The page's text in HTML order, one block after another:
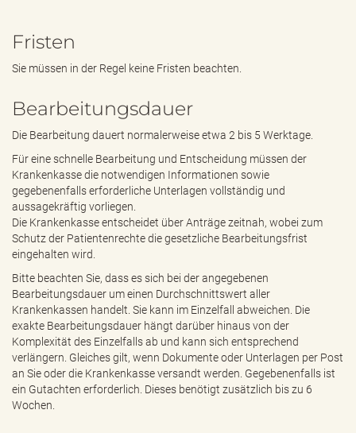
Fristen
Sie müssen in der Regel keine Fristen beachten.
Bearbeitungsdauer
Die Bearbeitung dauert normalerweise etwa 2 bis 5 Werktage.
Für eine schnelle Bearbeitung und Entscheidung müssen der
Krankenkasse die notwendigen Informationen sowie
gegebenenfalls erforderliche Unterlagen vollständig und
aussagekräftig vorliegen.
Die Krankenkasse entscheidet über Anträge zeitnah, wobei zum
Schutz der Patientenrechte die gesetzliche Bearbeitungsfrist
eingehalten wird.
Bitte beachten Sie, dass es sich bei der angegebenen
Bearbeitungsdauer um einen Durchschnittswert aller
Krankenkassen handelt. Sie kann im Einzelfall abweichen. Die
exakte Bearbeitungsdauer hängt darüber hinaus von der
Komplexität des Einzelfalls ab und kann sich entsprechend
verlängern. Gleiches gilt, wenn Dokumente oder Unterlagen per Post
an Sie oder die Krankenkasse versandt werden. Gegebenenfalls ist
ein Gutachten erforderlich. Dieses benötigt zusätzlich bis zu 6
Wochen.